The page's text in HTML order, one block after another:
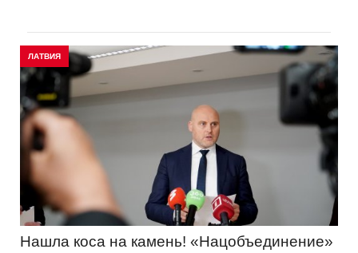
ЛАТВИЯ
Нашла коса на камень! «Нацобъединение»